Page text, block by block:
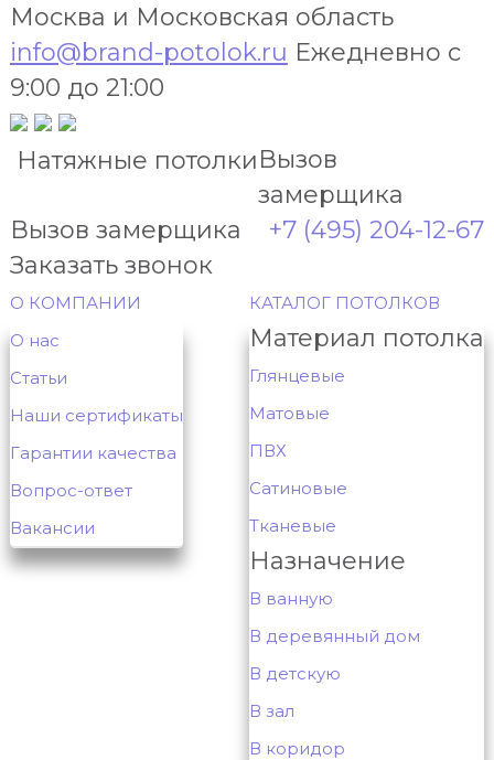
Москва и Московская область
info@brand-potolok.ru Ежедневно с
9:00 до 21:00
Натяжные потолкиВызов
замерщика
+7 (495) 204-12-67
Вызов замерщика
Заказать звонок
О КОМПАНИИ
О нас
Статьи
Наши сертификаты
Гарантии качества
Вопрос-ответ
Вакансии
КАТАЛОГ ПОТОЛКОВ
Материал потолка
Глянцевые
Матовые
ПВХ
Сатиновые
Тканевые
Назначение
В ванную
В деревянный дом
В детскую
В зал
В коридор